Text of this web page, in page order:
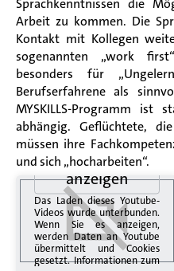
Arbeit zu kommen. Die
Kontakt mit Kollegen
sogenannten „work
besonders für
Berufserfahrene als
MYSKILLS-Programm ist
abhängig. Geflüchtete,
müssen ihre
und sich „hocharbeiten“.
Video
anzeigen
Das Laden dieses Youtube-
Videos wurde unterbunden.
Wenn Sie es anzeigen,
werden Daten an Youtube
übermittelt und Cookies
gesetzt. Informationen zum